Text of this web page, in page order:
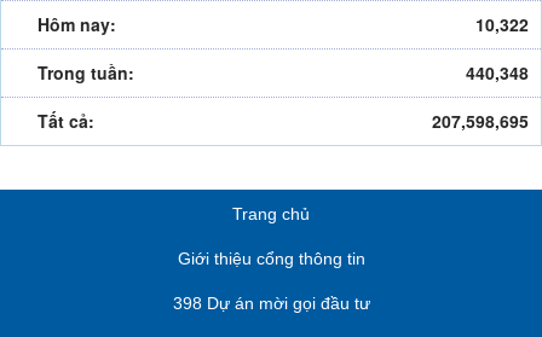
Hôm nay:
10,322
Trong tuần:
440,348
Tất cả:
207,598,695
Trang chủ
Giới thiệu cổng thông tin
398 Dự án mời gọi đầu tư